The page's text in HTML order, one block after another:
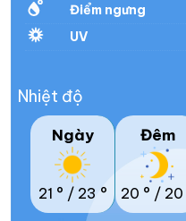
Điểm ngưng
UV
Nhiệt độ
Ngày
21 ° / 23 °
Đêm
20 ° / 20